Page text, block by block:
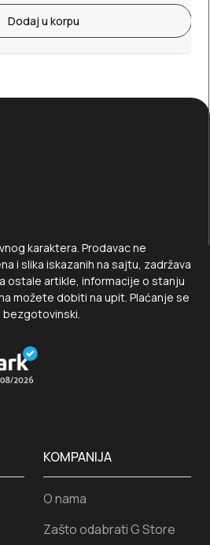
Dodaj u korpu
karaktera. Prodavac ne
i slika iskazanih na sajtu, zadržava
ostale artikle, informacije o stanju
možete dobiti na upit. Plaćanje se
bezgotovinski.
KOMPANIJA
O nama
Zašto odabrati G Store